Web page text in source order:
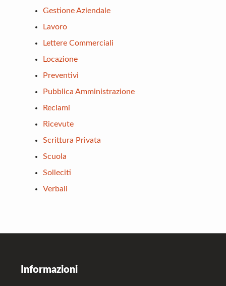
Gestione Aziendale
Lavoro
Lettere Commerciali
Locazione
Preventivi
Pubblica Amministrazione
Reclami
Ricevute
Scrittura Privata
Scuola
Solleciti
Verbali
Informazioni